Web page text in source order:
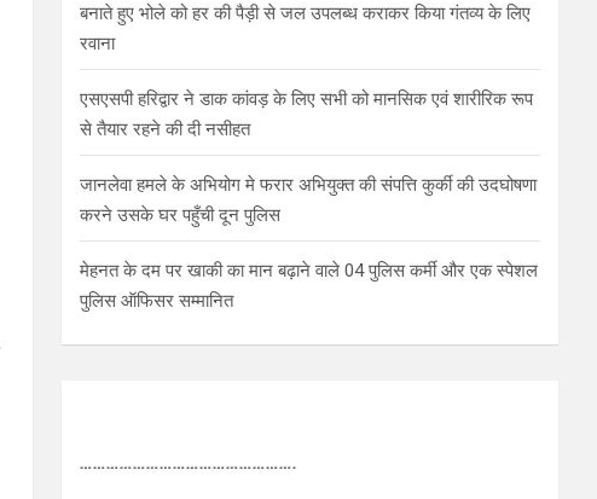
बनाते हुए भोले को हर की पैड़ी से जल उपलब्ध कराकर किया गंतव्य के लिए
रवाना
एसएसपी हरिद्वार ने डाक कांवड़ के लिए सभी को मानसिक एवं शारीरिक रूप
से तैयार रहने की दी नसीहत
जानलेवा हमले के अभियोग मे फरार अभियुक्त की संपत्ति कुर्की की उदघोषणा
करने उसके घर पहुँची दून पुलिस
मेहनत के दम पर खाकी का मान बढ़ाने वाले 04 पुलिस कर्मी और एक स्पेशल
पुलिस ऑफिसर सम्मानित
………………………………………….